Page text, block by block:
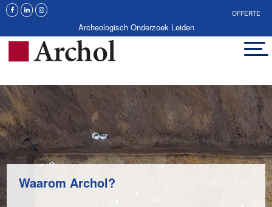
OFFERTE
Archeologisch Onderzoek Leiden
Waarom Archol?